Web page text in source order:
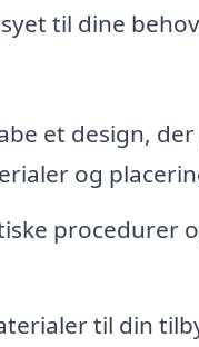
til dine
et design,
og
procedurer
til din